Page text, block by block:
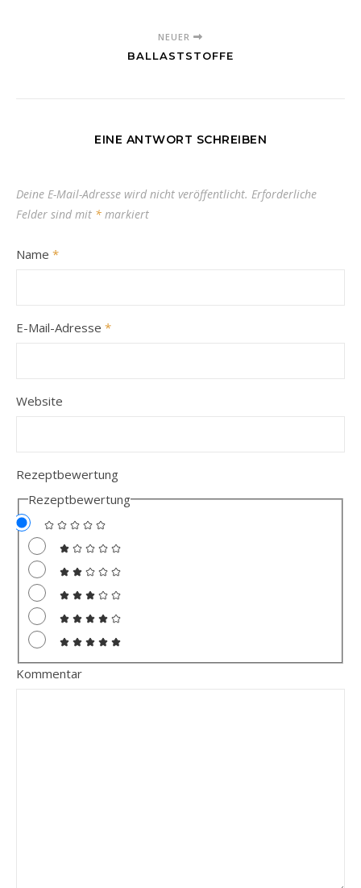
NEUER
BALLASTSTOFFE
EINE ANTWORT SCHREIBEN
Deine E-Mail-Adresse wird nicht veröffentlicht. Erforderliche
Felder sind mit * markiert
Name *
E-Mail-Adresse *
Website
Rezeptbewertung
Rezeptbewertung
Kommentar